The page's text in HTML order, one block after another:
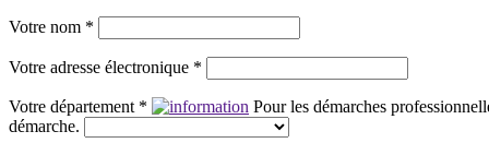
Votre nom *
Votre adresse électronique *
Votre département *
Pour les démarches
démarche.